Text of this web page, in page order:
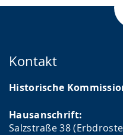
Kontakt
Historische
Hausanschrift:
Salzstraße 38